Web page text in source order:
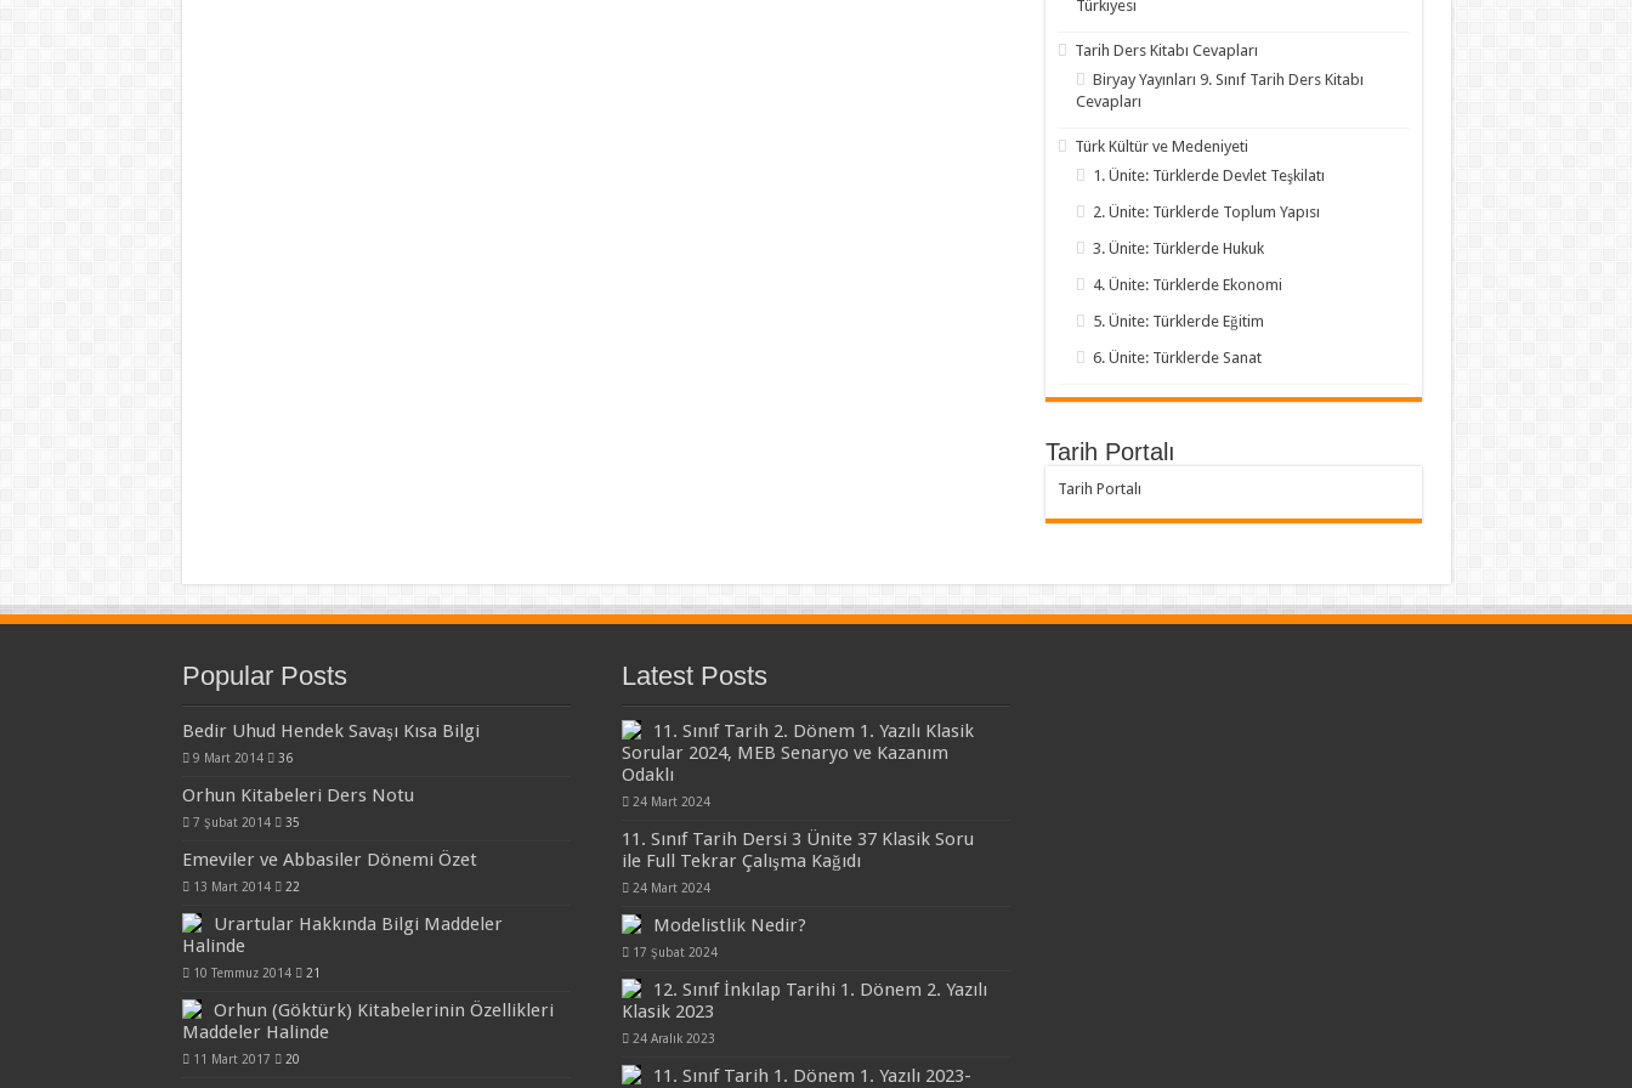
Türkiyesi
Tarih Ders Kitabı Cevapları
Biryay Yayınları 9. Sınıf Tarih Ders Kitabı
Cevapları
Türk Kültür ve Medeniyeti
1. Ünite: Türklerde Devlet Teşkilatı
2. Ünite: Türklerde Toplum Yapısı
3. Ünite: Türklerde Hukuk
4. Ünite: Türklerde Ekonomi
5. Ünite: Türklerde Eğitim
6. Ünite: Türklerde Sanat
Tarih Portalı
Tarih Portalı
Popular Posts
Bedir Uhud Hendek Savaşı Kısa Bilgi
9 Mart 2014 36
Orhun Kitabeleri Ders Notu
7 Şubat 2014 35
Emeviler ve Abbasiler Dönemi Özet
13 Mart 2014 22
Urartular Hakkında Bilgi Maddeler
Halinde
10 Temmuz 2014 21
Orhun (Göktürk) Kitabelerinin Özellikleri
Maddeler Halinde
11 Mart 2017 20
Latest Posts
11. Sınıf Tarih 2. Dönem 1. Yazılı Klasik
Sorular 2024, MEB Senaryo ve Kazanım
Odaklı
24 Mart 2024
11. Sınıf Tarih Dersi 3 Ünite 37 Klasik Soru
ile Full Tekrar Çalışma Kağıdı
24 Mart 2024
Modelistlik Nedir?
17 Şubat 2024
12. Sınıf İnkılap Tarihi 1. Dönem 2. Yazılı
Klasik 2023
24 Aralık 2023
11. Sınıf Tarih 1. Dönem 1. Yazılı 2023-